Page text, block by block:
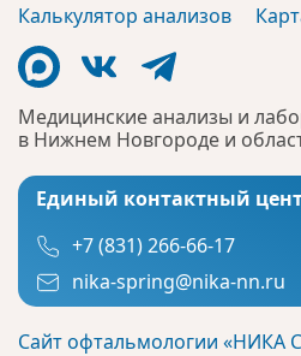
Медицинские анализы и
в Нижнем Новгороде и
Единый контактный
+7 (831) 266-66-17
nika-spring@nika-nn.ru
Сайт офтальмологии «НИКА
Калькулятор анализов